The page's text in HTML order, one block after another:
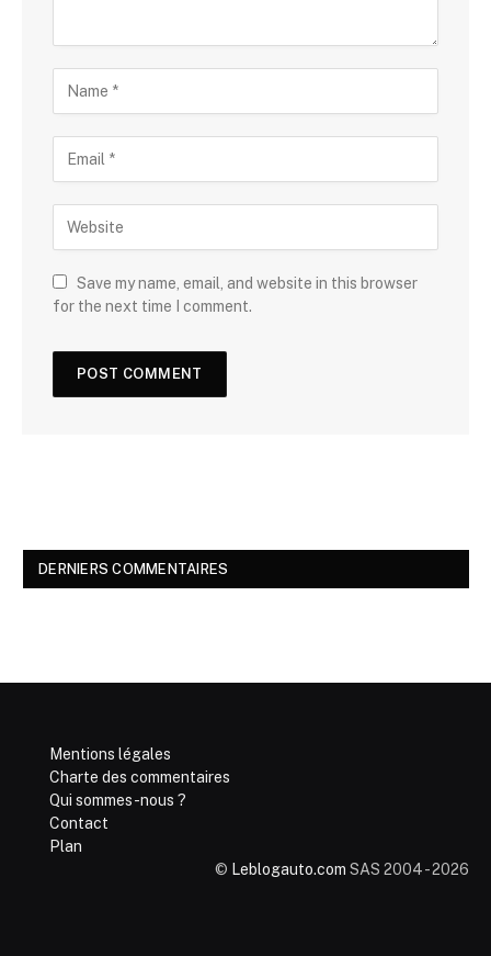
Save my name, email, and website in this browser
for the next time I comment.
DERNIERS COMMENTAIRES
Mentions légales
Charte des commentaires
Qui sommes-nous ?
Contact
Plan
© Leblogauto.com SAS 2004 - 2026